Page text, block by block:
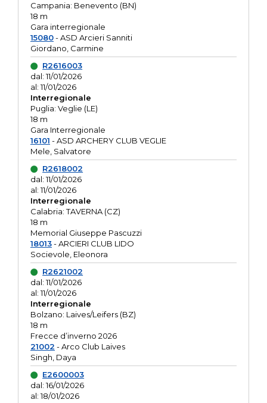
Campania: Benevento (BN)
18 m
Gara interregionale
15080- ASD Arcieri Sanniti
Giordano, Carmine
R2616003
dal: 11/01/2026
al: 11/01/2026
Interregionale
Puglia: Veglie (LE)
18 m
Gara Interregionale
16101 - ASD ARCHERY CLUB VEGLIE
Mele, Salvatore
R2618002
dal: 11/01/2026
al: 11/01/2026
Interregionale
Calabria: TAVERNA (CZ)
18 m
Memorial Giuseppe Pascuzzi
18013- ARCIERI CLUB LIDO
Socievole, Eleonora
R2621002
dal: 11/01/2026
al: 11/01/2026
Interregionale
Bolzano: Laives/Leifers (BZ)
18 m
Frecce d’inverno 2026
21002 - Arco Club Laives
Singh, Daya
E2600003
dal: 16/01/2026
al: 18/01/2026